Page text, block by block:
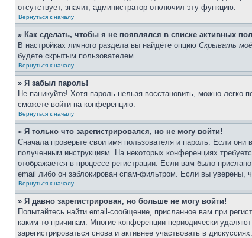
отсутствует, значит, администратор отключил эту функцию.
Вернуться к началу
» Как сделать, чтобы я не появлялся в списке активных
В настройках личного раздела вы найдёте опцию Скрывать
будете скрытым пользователем.
Вернуться к началу
» Я забыл пароль!
Не паникуйте! Хотя пароль нельзя восстановить, можно
сможете войти на конференцию.
Вернуться к началу
» Я только что зарегистрировался, но не могу войти!
Сначала проверьте свои имя пользователя и пароль. Если
полученным инструкциям. На некоторых конференциях
отображается в процессе регистрации. Если вам было
email либо он заблокирован спам-фильтром. Если вы уверены,
Вернуться к началу
» Я давно зарегистрирован, но больше не могу войти!
Попытайтесь найти email-сообщение, присланное вам при
каким-то причинам. Многие конференции периодически
зарегистрироваться снова и активнее участвовать в дискуссиях.